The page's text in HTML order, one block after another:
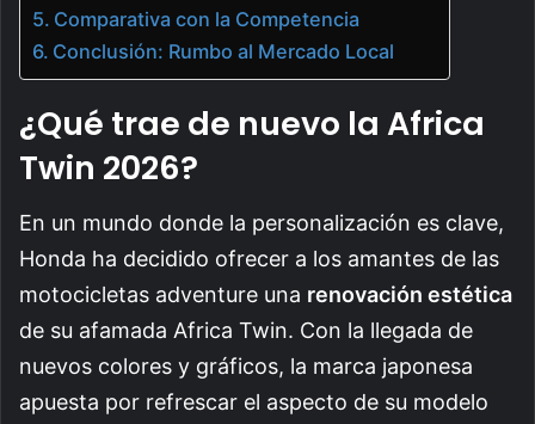
Comparativa con la Competencia
Conclusión: Rumbo al Mercado Local
¿Qué trae de nuevo la Africa
Twin 2026?
En un mundo donde la personalización es clave,
Honda ha decidido ofrecer a los amantes de las
motocicletas adventure una renovación estética
de su afamada Africa Twin. Con la llegada de
nuevos colores y gráficos, la marca japonesa
apuesta por refrescar el aspecto de su modelo